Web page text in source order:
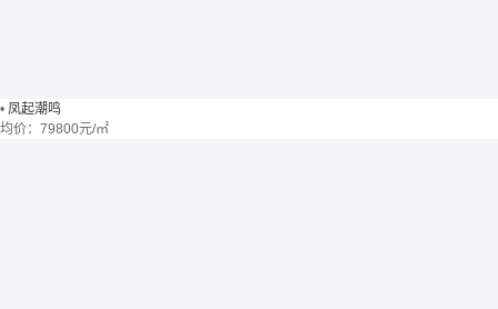
• 凤起潮鸣
均价： 79800元/㎡